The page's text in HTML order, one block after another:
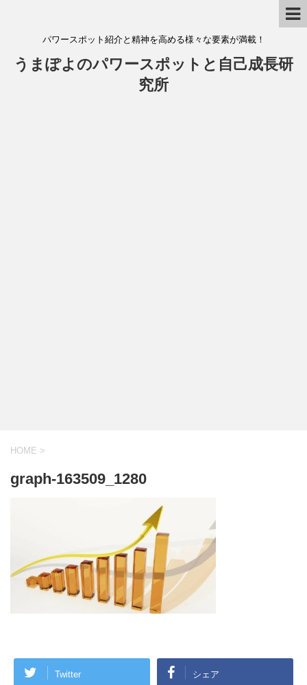
パワースポット紹介と精神を高める様々な要素が満載！
うまぽよのパワースポットと自己成長研
究所
HOME >
graph-163509_1280
Twitter シェア